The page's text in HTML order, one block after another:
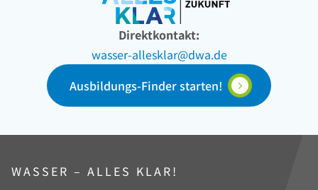
Direktkontakt:
wasser-allesklar@dwa.de
Ausbildungs-Finder starten!
WASSER – ALLES KLAR!